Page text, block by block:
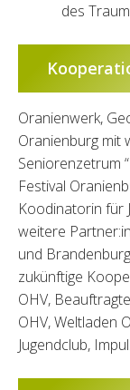
des
Oranienwerk,
Oranienburg mit
Seniorenzetrum
Festival
Koodinatorin für
weitere
und
zukünftige
OHV,
OHV, Weltladen
Jugendclub,